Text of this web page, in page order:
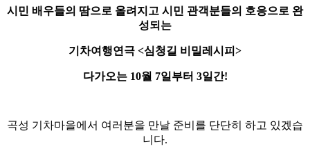
시민 배우들의 땀으로 올려지고 시민 관객분들의 호응으로 완
성되는
기차여행연극 <심청길 비밀레시피>
다가오는 10월 7일부터 3일간!
곡성 기차마을에서 여러분을 만날 준비를 단단히 하고 있겠습
니다.